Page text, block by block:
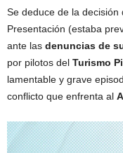
Se deduce de la
Presentación (estaba
ante las denuncias de
por pilotos del Turismo
lamentable y grave
conflicto que enfrenta al